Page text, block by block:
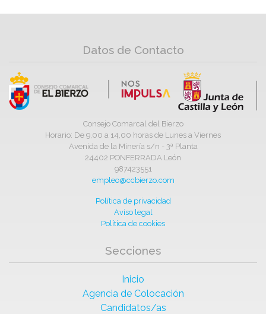
Datos de Contacto
Consejo Comarcal del Bierzo
Horario: De 9,00 a 14,00 horas de Lunes a Viernes
Avenida de la Minería s/n - 3ª Planta
24402 PONFERRADA León
987423551
empleo@ccbierzo.com
Política de privacidad
Aviso legal
Política de cookies
Secciones
Inicio
Agencia de Colocación
Candidatos/as